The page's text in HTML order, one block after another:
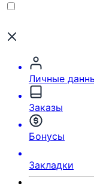
Личные
Заказы
Бонусы
Закладки